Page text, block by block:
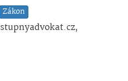
Zákon